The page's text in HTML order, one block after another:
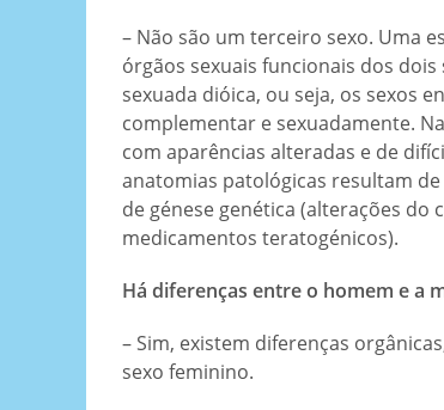
– Não são um terceiro sexo. Uma
órgãos sexuais funcionais dos
sexuada dióica, ou seja, os sexos
complementar e sexuadamente.
com aparências alteradas e de
anatomias patológicas resultam
de génese genética (alterações
medicamentos teratogénicos).
Há diferenças entre o homem e a
– Sim, existem diferenças
sexo feminino.